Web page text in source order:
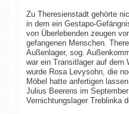
Zu Theresienstadt gehörte
in dem ein Gestapo-
von Überlebenden zeugen
gefangenen Menschen.
Außenlager, sog.
war ein Transitlager auf dem
wurde Rosa Levysohn, die
Möbel hatte anfertigen
Julius Beerens im
Vernichtungslager Treblinka